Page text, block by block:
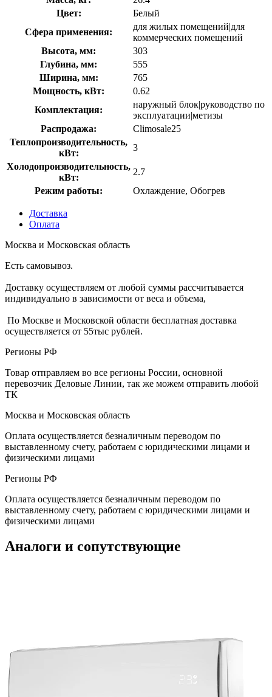
Цвет:
Белый
Сфера применения:
для жилых помещений|для
коммерческих помещений
Высота, мм:
303
Глубина, мм:
555
Ширина, мм:
765
Мощность, кВт:
0.62
Комплектация:
наружный блок|руководство по
эксплуатации|метизы
Распродажа:
Climosale25
Теплопроизводительность,
кВт:
3
Холодопроизводительность,
кВт:
2.7
Режим работы:
Охлаждение, Обогрев
Доставка
Оплата
Москва и Московская область
Есть самовывоз.
Доставку осуществляем от любой суммы рассчитывается
индивидуально в зависимости от веса и объема,
По Москве и Московской области бесплатная доставка
осуществляется от 55тыс рублей.
Регионы РФ
Товар отправляем во все регионы России, основной
перевозчик Деловые Линии, так же можем отправить любой
ТК
Москва и Московская область
Оплата осуществляется безналичным переводом по
выставленному счету, работаем с юридическими лицами и
физическими лицами
Регионы РФ
Оплата осуществляется безналичным переводом по
выставленному счету, работаем с юридическими лицами и
физическими лицами
Аналоги и сопутствующие